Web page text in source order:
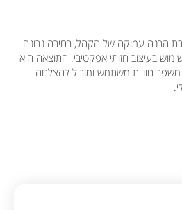
הבנה עמוקה של הקהל, בחירה נבונה
בעיצוב חזותי אפקטיבי. התוצאה היא
חוויית משתמש ומוביל להצלחה